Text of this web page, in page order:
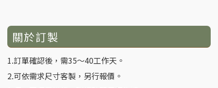
關於訂製
1.訂單確認後，需35～40工作天。
2.可依需求尺寸客製，另行報價。